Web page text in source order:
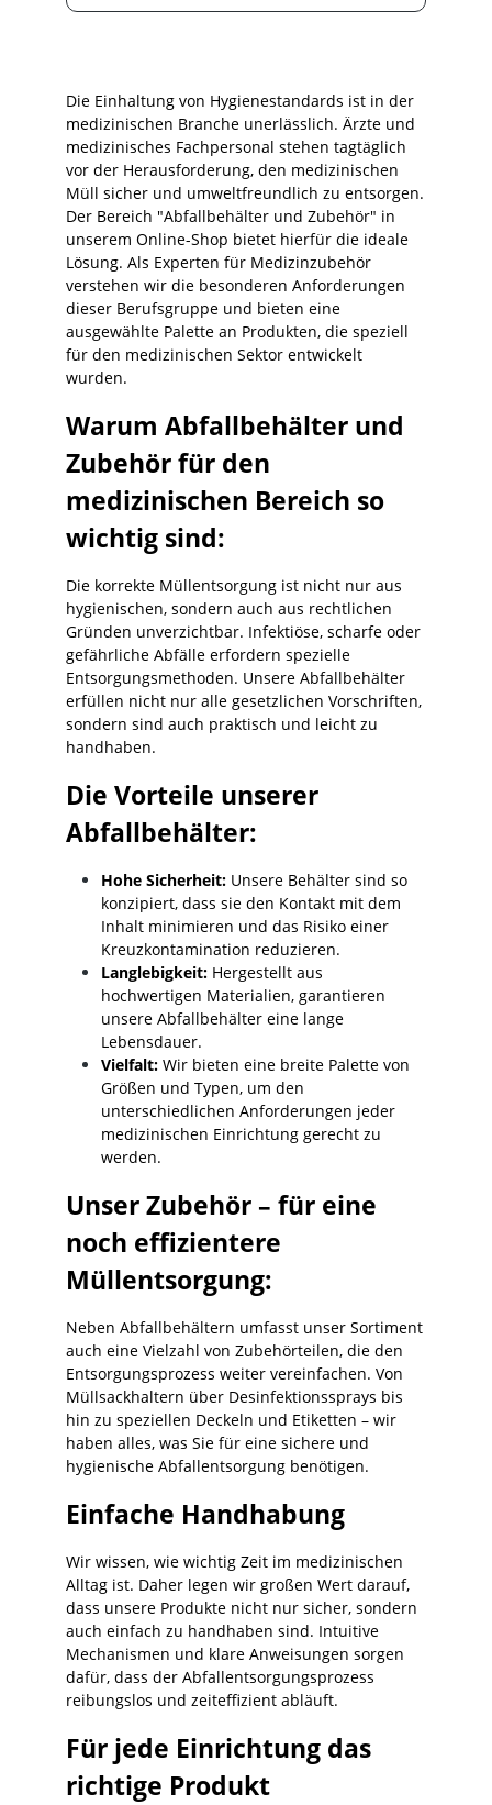
sind im Shop je Variante ausgewiesen.
Einsatzbereiche Behandlungs- und
Untersuchungsräume,
SprechzimmerStationen,
Pflegearbeitsplätze, Verbandswagen-
UmfeldEmpfang/Administration,
Patiententoiletten
(einrichtungsabhängig)Lager- und
Materialräume, Aufräum- und
WechselprozesseAllgemeine Entsorgung im
medizinischen Umfeld
(hausstandardabhängig) Standardisieren
Sie Ihre Entsorgungsprozesse mit einer
zuverlässigen Lösung: Bestellen Sie
Mediware Abfallbeutel weiß (PE) in der
hygienische Wechselroutinen, klare
Zuordnung und planbare Bevorratung für
Praxis, Klinik und Pflege.Abfallbeutel, aus
Polyäthylen.
Die Einhaltung von Hygienestandards ist in der
medizinischen Branche unerlässlich. Ärzte und
medizinisches Fachpersonal stehen tagtäglich
vor der Herausforderung, den medizinischen
Müll sicher und umweltfreundlich zu entsorgen.
Der Bereich "Abfallbehälter und Zubehör" in
unserem Online-Shop bietet hierfür die ideale
Lösung. Als Experten für Medizinzubehör
verstehen wir die besonderen Anforderungen
dieser Berufsgruppe und bieten eine
ausgewählte Palette an Produkten, die speziell
für den medizinischen Sektor entwickelt
wurden.
Warum Abfallbehälter und
Zubehör für den
medizinischen Bereich so
wichtig sind:
Die korrekte Müllentsorgung ist nicht nur aus
hygienischen, sondern auch aus rechtlichen
Gründen unverzichtbar. Infektiöse, scharfe oder
gefährliche Abfälle erfordern spezielle
Entsorgungsmethoden. Unsere Abfallbehälter
erfüllen nicht nur alle gesetzlichen Vorschriften,
sondern sind auch praktisch und leicht zu
handhaben.
Die Vorteile unserer
Abfallbehälter:
Hohe Sicherheit: Unsere Behälter sind so
konzipiert, dass sie den Kontakt mit dem
Inhalt minimieren und das Risiko einer
Kreuzkontamination reduzieren.
Langlebigkeit: Hergestellt aus
hochwertigen Materialien, garantieren
unsere Abfallbehälter eine lange
Lebensdauer.
Vielfalt: Wir bieten eine breite Palette von
Größen und Typen, um den
unterschiedlichen Anforderungen jeder
medizinischen Einrichtung gerecht zu
werden.
Unser Zubehör – für eine
noch effizientere
Müllentsorgung:
Neben Abfallbehältern umfasst unser Sortiment
auch eine Vielzahl von Zubehörteilen, die den
Entsorgungsprozess weiter vereinfachen. Von
Müllsackhaltern über Desinfektionssprays bis
hin zu speziellen Deckeln und Etiketten – wir
haben alles, was Sie für eine sichere und
hygienische Abfallentsorgung benötigen.
Einfache Handhabung
Wir wissen, wie wichtig Zeit im medizinischen
Alltag ist. Daher legen wir großen Wert darauf,
dass unsere Produkte nicht nur sicher, sondern
auch einfach zu handhaben sind. Intuitive
Mechanismen und klare Anweisungen sorgen
dafür, dass der Abfallentsorgungsprozess
reibungslos und zeiteffizient abläuft.
Für jede Einrichtung das
richtige Produkt